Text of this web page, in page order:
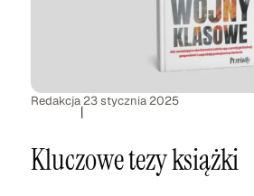
Redakcja
|
23 stycznia 2025
Kluczowe tezy książki